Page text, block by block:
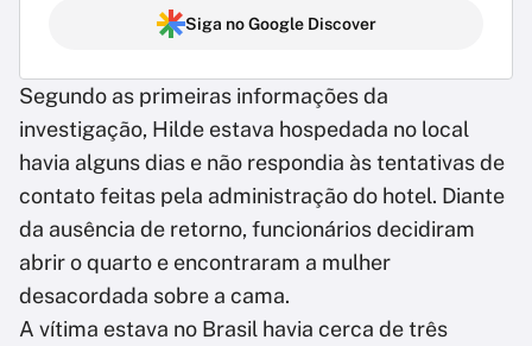
Siga no Google Discover
Segundo as primeiras informações da
investigação, Hilde estava hospedada no local
havia alguns dias e não respondia às tentativas de
contato feitas pela administração do hotel. Diante
da ausência de retorno, funcionários decidiram
abrir o quarto e encontraram a mulher
desacordada sobre a cama.
A vítima estava no Brasil havia cerca de três